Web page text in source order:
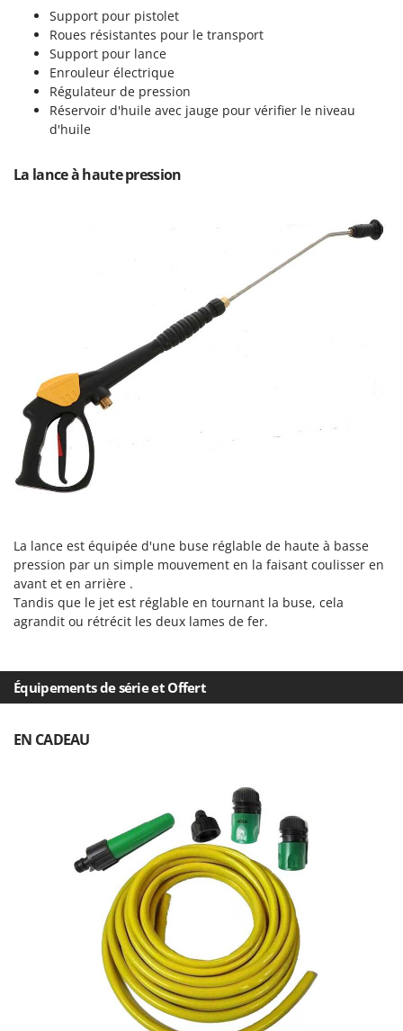
Socs pour tracteur
Souffleurs aspirateurs pour Feuilles
Soufreuses - Poudreuses à dos
Soufreuses - Poudreuses pour tracteur
Taille-haies à bras pour tracteur
Tondeuses débroussailleuses thermiques
Trancheuses de sol
Transpalettes
Treuils de débardage
Tronçonneuses
V
Vêtements de Sécurité
Vibroculteurs à tracteur
KAAZ
Karcher
Kasco
Kemper
Keter
Komo
Linea VZ
Lisam
Lotusgrill
M
M.A.I.BO.
Macom
Makita
MAMMAMIA
Marcato
Mastercook
McCulloch
Minox
Mockmill
More than chef
Support pour pistolet
Roues résistantes pour le transport
Support pour lance
Enrouleur électrique
Régulateur de pression
Réservoir d'huile avec jauge pour vérifier le niveau
d'huile
La lance à haute pression
La lance est équipée d'une buse réglable de haute à basse
pression par un simple mouvement en la faisant coulisser en
avant et en arrière .
Tandis que le jet est réglable en tournant la buse, cela
agrandit ou rétrécit les deux lames de fer.
Équipements de série et Offert
EN CADEAU